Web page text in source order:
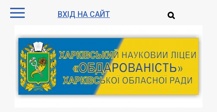
ВХІД НА САЙТ